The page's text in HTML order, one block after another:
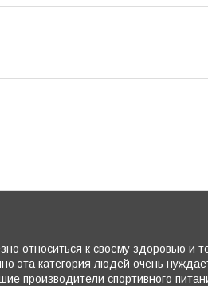
относиться к своему здоровью и
эта категория людей очень
производители спортивного